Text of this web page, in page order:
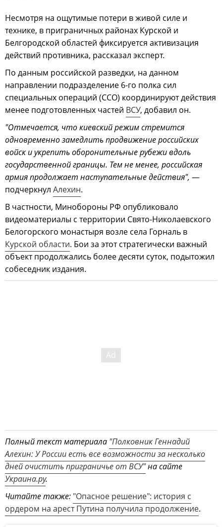
Несмотря на ощутимые потери в живой силе и
технике, в приграничных районах Курской и
Белгородской областей фиксируется активизация
действий противника, рассказал эксперт.
По данным российской разведки, на данном
направлении подразделение 6-го полка сил
специальных операций (ССО) координируют действия
менее подготовленных частей ВСУ, добавил он.
"Отмечается, что киевский режим стремится
одновременно замедлить продвижение российских
войск и укрепить оборонительные рубежи вдоль
государственной границы. Тем не менее, российская
армия продолжает наступательные действия", —
подчеркнул Алехин.
В частности, Минобороны РФ опубликовало
видеоматериалы с территории Свято-Николаевского
Белогорского монастыря возле села Горналь в
Курской области. Бои за этот стратегически важный
объект продолжались более десяти суток, подытожил
собеседник издания.
Полный текст материала "Полковник Геннадий
Алехин: У России есть все возможности за несколько
дней очистить приграничье от ВСУ"на сайте
Украина.ру.
Читайте также: "Опасное решение": история с
ордером на арест Путина получила продолжение.